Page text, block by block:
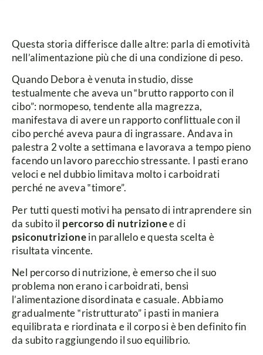
Questa storia differisce dalle altre: parla di emotività
nell’alimentazione più che di una condizione di peso.
Quando Debora è venuta in studio, disse
testualmente che aveva un ‟brutto rapporto con il
cibo”: normopeso, tendente alla magrezza,
manifestava di avere un rapporto conflittuale con il
cibo perché aveva paura di ingrassare. Andava in
palestra 2 volte a settimana e lavorava a tempo pieno
facendo un lavoro parecchio stressante. I pasti erano
veloci e nel dubbio limitava molto i carboidrati
perché ne aveva ‟timore”.
Per tutti questi motivi ha pensato di intraprendere sin
da subito il percorso di nutrizionee di
psiconutrizionein parallelo e questa scelta è
risultata vincente.
Nel percorso di nutrizione, è emerso che il suo
problema non erano i carboidrati, bensì
l’alimentazione disordinata e casuale. Abbiamo
gradualmente ‟ristrutturato” i pasti in maniera
equilibrata e riordinata e il corpo si è ben definito fin
da subito raggiungendo il suo equilibrio.